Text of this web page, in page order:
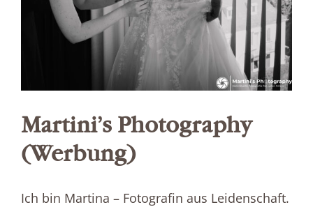
Martini’s Photography
(Werbung)
Ich bin Martina – Fotografin aus Leidenschaft.